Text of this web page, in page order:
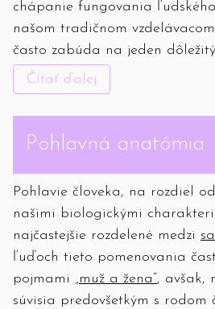
chápanie fungovania
našom tradičnom
často zabúda na jeden
Čítať ďalej
Pohlavná anatómia
Pohlavie človeka, na rozdiel
našimi biologickými
najčastejšie rozdelené medzi
ľuďoch tieto pomenovania
pojmami „muž a žena“, avšak,
súvisia predovšetkým s rodom